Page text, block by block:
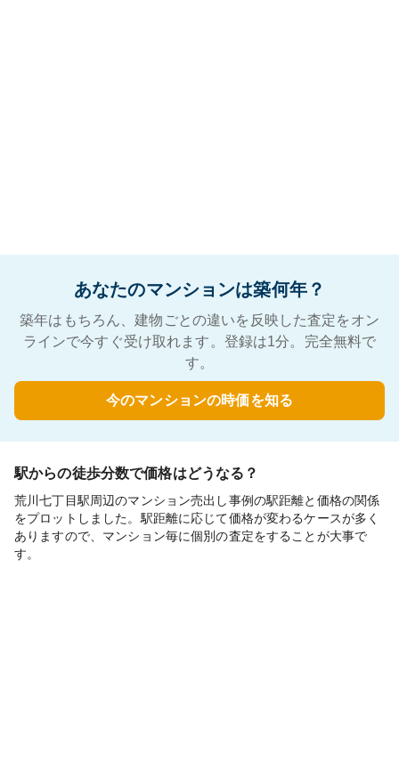
あなたのマンションは築何年？
築年はもちろん、建物ごとの違いを反映した査定をオン
ラインで今すぐ受け取れます。登録は1分。完全無料で
す。
今のマンションの時価を知る
駅からの徒歩分数で価格はどうなる？
荒川七丁目駅周辺のマンション売出し事例の駅距離と価格の関係
をプロットしました。駅距離に応じて価格が変わるケースが多く
ありますので、マンション毎に個別の査定をすることが大事で
す。